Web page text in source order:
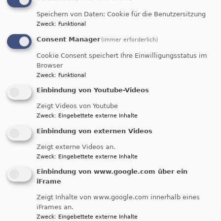
Logik von Angst und Gewalt
In
seinemLeitimpulsordnet VorstandJan
Gildemeisterdas Motto als notwendigen
Widerstand gegen wachsende Militarisierung und
Aufrüstung ein
eigene Gewissen zu schärfen, aktiv für
Menschenrechte einzutreten und gewaltfreie
Alternativen zur „Kriegstüchtigkeit“ zu
stärken
Damit schlägt die FriedensDekade 2026
eine Brücke zu mutigen Widerstandsbewegungen
weltweit.
"Die Welt in Unordnung -
Gerechter Friede im Blick"
Zusammen mit der
Speichern von Daten: Cookie für die Benutzersitzung
Zweck: Funktional
Consent Manager (immer erforderlich)
Cookie Consent speichert Ihre Einwilligungsstatus im
Browser
Zweck: Funktional
Einbindung von Youtube-Videos
Zeigt Videos von Youtube
Zweck: Eingebettete externe Inhalte
Einbindung von externen Videos
Zeigt externe Videos an.
Zweck: Eingebettete externe Inhalte
Einbindung von www.google.com über ein
iFrame
Zeigt Inhalte von www.google.com innerhalb eines
iFrames an.
Zweck: Eingebettete externe Inhalte